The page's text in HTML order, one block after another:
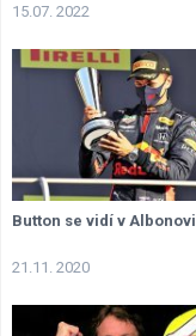
15.07. 2022
Button se vidí v Albonovi
21.11. 2020